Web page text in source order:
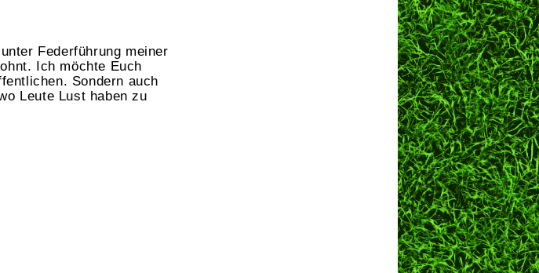
Federführung meiner
Ich möchte Euch
Sondern auch
Leute Lust haben zu